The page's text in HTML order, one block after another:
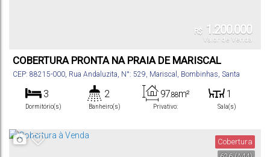
R$ 1.200.000
Valor de Venda
COBERTURA PRONTA NA PRAIA DE MARISCAL
CEP: 88215-000, Rua Andaluzita, N°: 529, Mariscal , Bombinhas, Santa
3
Dormitório(s)
2
Banheiro(s) Privativo:
97.88m² 1
Sala(s)
Suíte(s)
Cobertura